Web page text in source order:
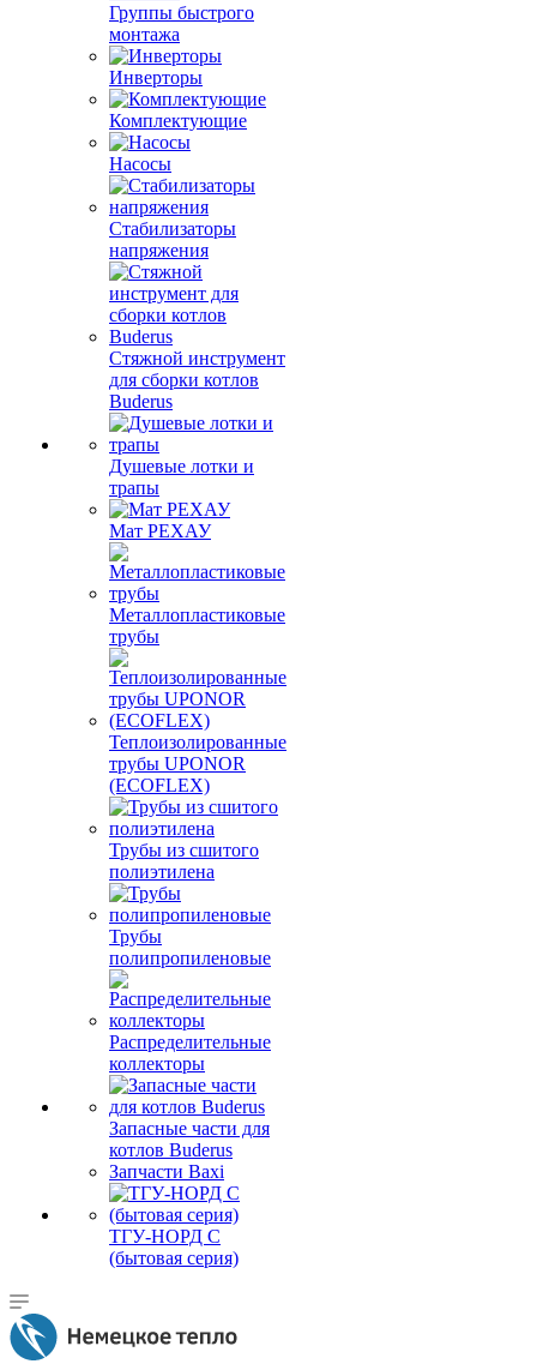
Группы быстрого
монтажа
Инверторы
Комплектующие
Насосы
Стабилизаторы
напряжения
Стяжной инструмент
для сборки котлов
Buderus
Душевые лотки и
трапы
Мат РЕХАУ
Металлопластиковые
трубы
Теплоизолированные
трубы UPONOR
(ECOFLEX)
Трубы из сшитого
полиэтилена
Трубы
полипропиленовые
Распределительные
коллекторы
Запасные части для
котлов Buderus
Запчасти Baxi
ТГУ-НОРД С
(бытовая серия)